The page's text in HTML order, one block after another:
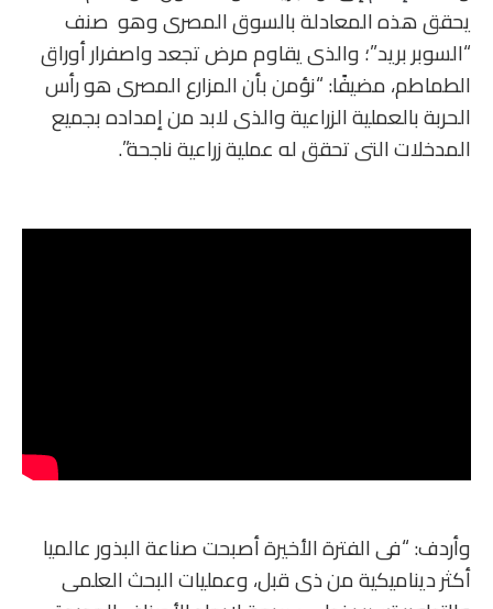
يحقق هذه المعادلة بالسوق المصرى وهو صنف
“السوبر بريد”؛ والذى يقاوم مرض تجعد واصفرار أوراق
الطماطم، مضيفًا: “نؤمن بأن المزارع المصرى هو رأس
الحربة بالعملية الزراعية والذى لابد من إمداده بجميع
المدخلات التى تحقق له عملية زراعية ناجحة”.
وأردف: “فى الفترة الأخيرة أصبحت صناعة البذور عالميا
أكثر ديناميكية من ذى قبل، وعمليات البحث العلمى